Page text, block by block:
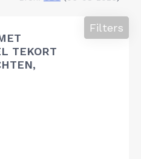
TEKORT
Filters